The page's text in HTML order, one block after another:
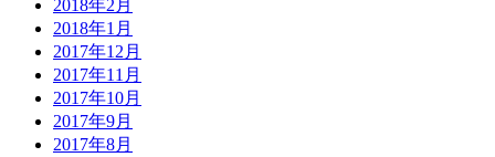
2018年2月
2018年1月
2017年12月
2017年11月
2017年10月
2017年9月
2017年8月